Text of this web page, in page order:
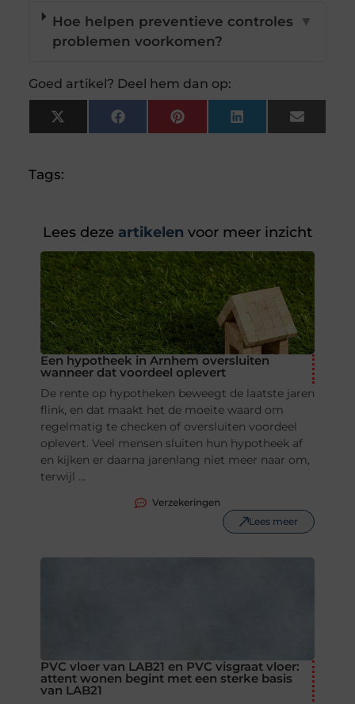
Hoe helpen preventieve controles
problemen voorkomen?
▼
Goed artikel? Deel hem dan op:
X
(Twitter)
FacebookPinterestLinkedInEmail
Tags:
Lees deze artikelen voor meer inzicht
Een hypotheek in Arnhem oversluiten
wanneer dat voordeel oplevert
De rente op hypotheken beweegt de laatste jaren
flink, en dat maakt het de moeite waard om
regelmatig te checken of oversluiten voordeel
oplevert. Veel mensen sluiten hun hypotheek af
en kijken er daarna jarenlang niet meer naar om,
terwijl ...
Verzekeringen
Lees meer
PVC vloer van LAB21 en PVC visgraat vloer:
attent wonen begint met een sterke basis
van LAB21